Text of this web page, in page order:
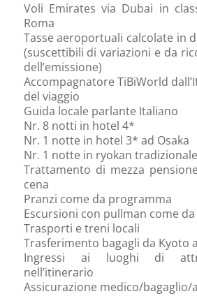
Voli Emirates via Dubai in
Roma
Tasse aeroportuali calcolate in
(suscettibili di variazioni e da
dell’emissione)
Accompagnatore TiBiWorld
del viaggio
Guida locale parlante Italiano
Nr. 8 notti in hotel 4*
Nr. 1 notte in hotel 3* ad Osaka
Nr. 1 notte in ryokan tradizionale
Trattamento di mezza
cena
Pranzi come da programma
Escursioni con pullman come
Trasporti e treni locali
Trasferimento bagagli da Kyoto
Ingressi ai luoghi di
nell’itinerario
Assicurazione medico/